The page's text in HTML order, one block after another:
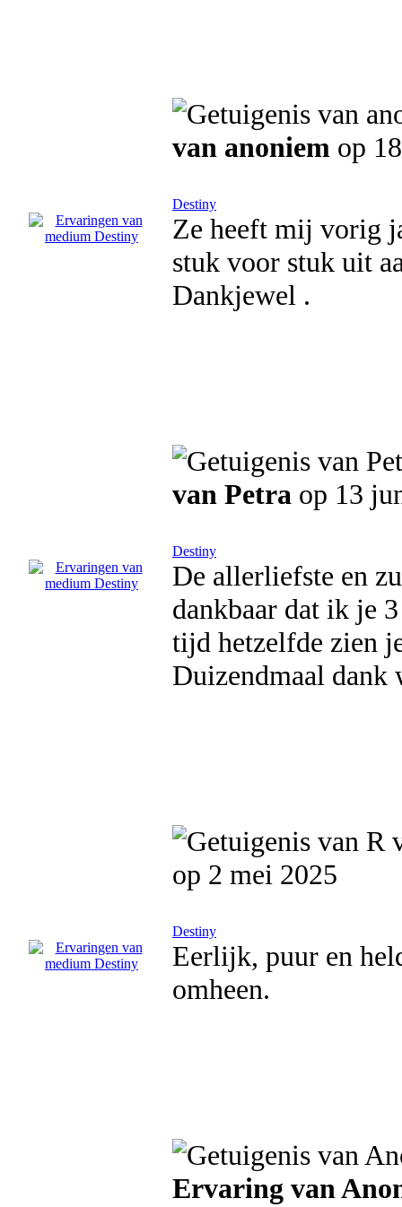
van anoniem op
Destiny
Ze heeft mij vorig
stuk voor stuk uit
Dankjewel .
van Petra op 13
Destiny
De allerliefste en
dankbaar dat ik je
tijd hetzelfde zien
Duizendmaal dank
op 2 mei 2025
Destiny
Eerlijk, puur en
omheen.
Ervaring van